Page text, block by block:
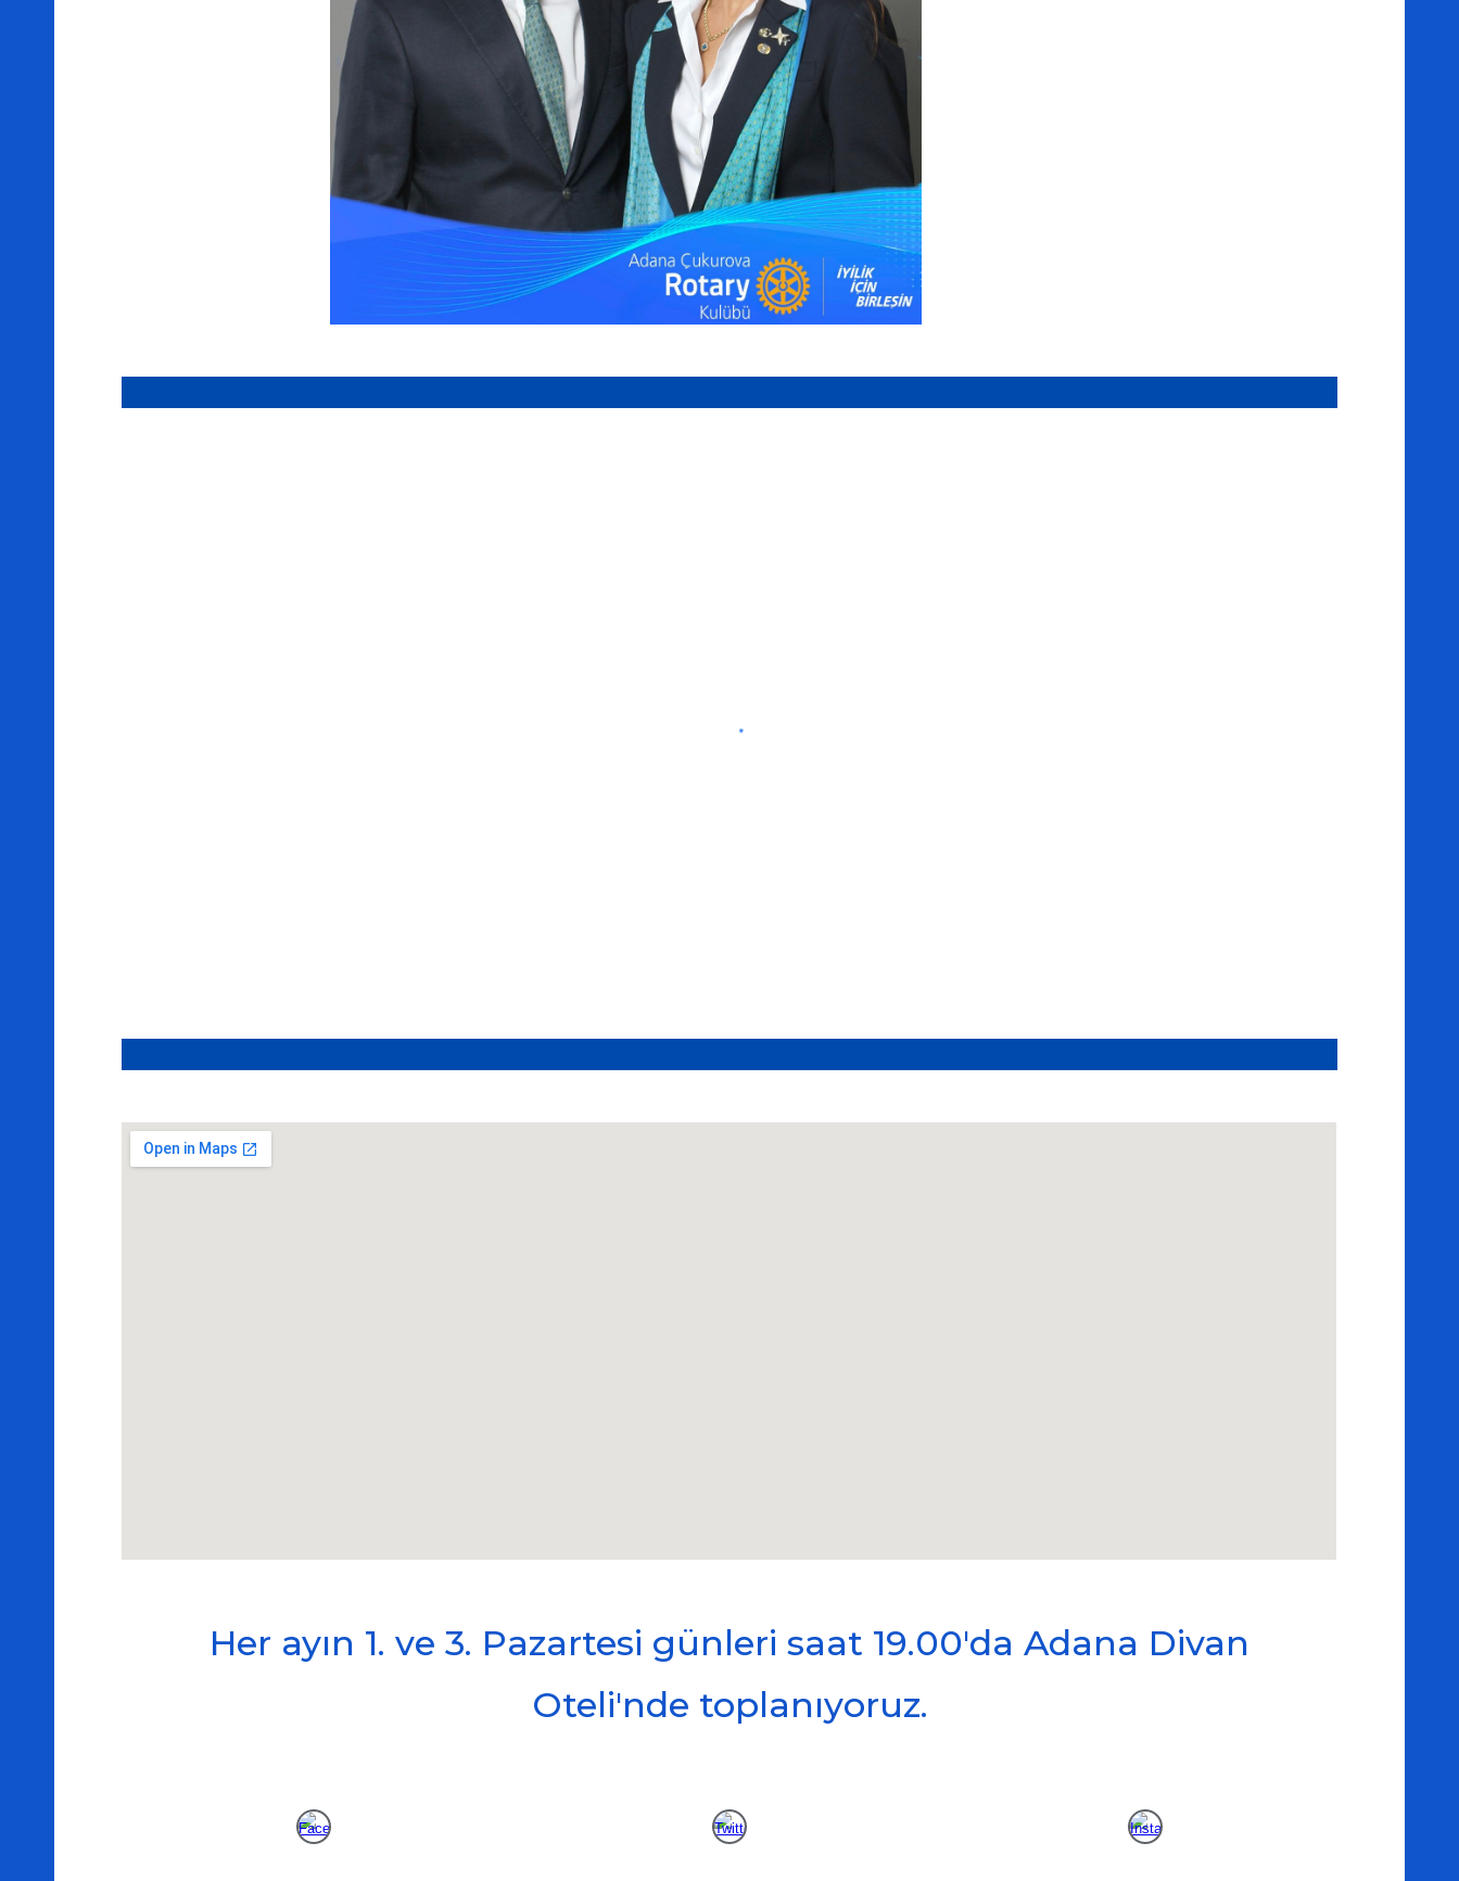
Her ayın 1. ve 3. Pazartesi günleri saat 19.00'da Adana Divan
Oteli'nde toplanıyoruz.